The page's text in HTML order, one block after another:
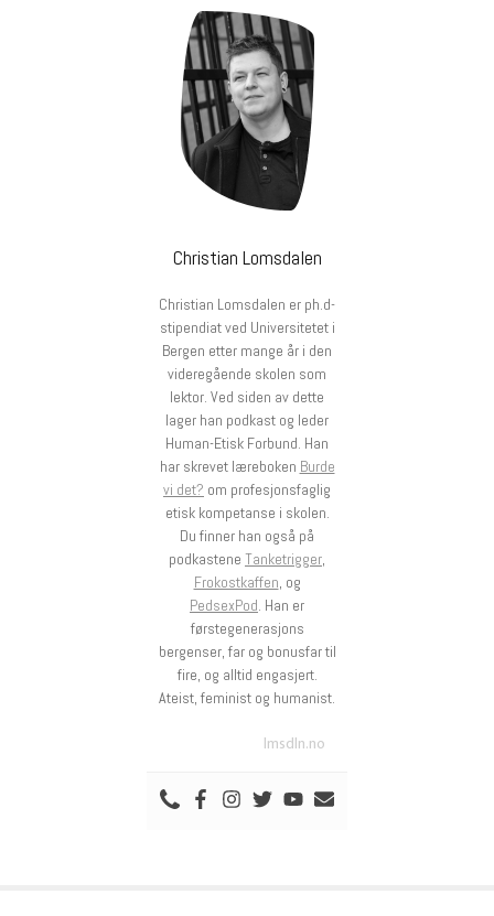
Christian Lomsdalen
Christian Lomsdalen er ph.d-
stipendiat ved Universitetet i
Bergen etter mange år i den
videregående skolen som
lektor. Ved siden av dette
lager han podkast og leder
Human-Etisk Forbund. Han
har skrevet læreboken Burde
vi det? om profesjonsfaglig
etisk kompetanse i skolen.
Du finner han også på
podkastene Tanketrigger,
Frokostkaffen, og
PedsexPod. Han er
førstegenerasjons
bergenser, far og bonusfar til
fire, og alltid engasjert.
Ateist, feminist og humanist.
lmsdln.no